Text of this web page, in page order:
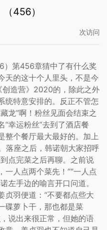
456）
次访问
）第456章猜中了有什么奖
天的这十个人里头，不是今
造营》2020的，除此之外
统特意安排的。反正不管怎
龙”啊！粉丝见面会结束之
“幸运粉丝”去到了酒店餐
整个餐厅最大最好的。加上
落座之后，韩诺朝大家招呼
点完菜之后再聊。之前说
人点两个菜先！”“一人点
左手边的喻言开口问道。
贞羽便道：“不要都点些大
碟萝卜干，那也都是菜
说出来很正常，但她的语